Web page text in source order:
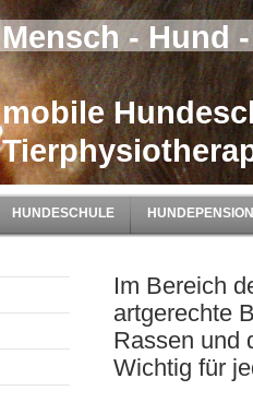
Mensch - Hund
mobile
HUNDESCHULE HUNDEPENSION
Im Bereich
artgerechte
Rassen und
Wichtig für